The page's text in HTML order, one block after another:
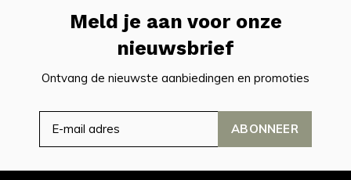
Meld je aan voor onze
nieuwsbrief
Ontvang de nieuwste aanbiedingen en promoties
ABONNEER